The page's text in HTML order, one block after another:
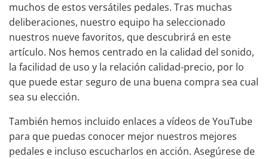
muchos de estos versátiles pedales. Tras muchas
deliberaciones, nuestro equipo ha seleccionado
nuestros nueve favoritos, que descubrirá en este
artículo. Nos hemos centrado en la calidad del sonido,
la facilidad de uso y la relación calidad-precio, por lo
que puede estar seguro de una buena compra sea cual
sea su elección.
También hemos incluido enlaces a vídeos de YouTube
para que puedas conocer mejor nuestros mejores
pedales e incluso escucharlos en acción. Asegúrese de